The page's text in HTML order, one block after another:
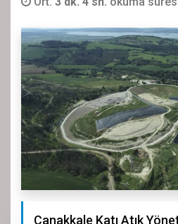
Çanakkale Katı Atık